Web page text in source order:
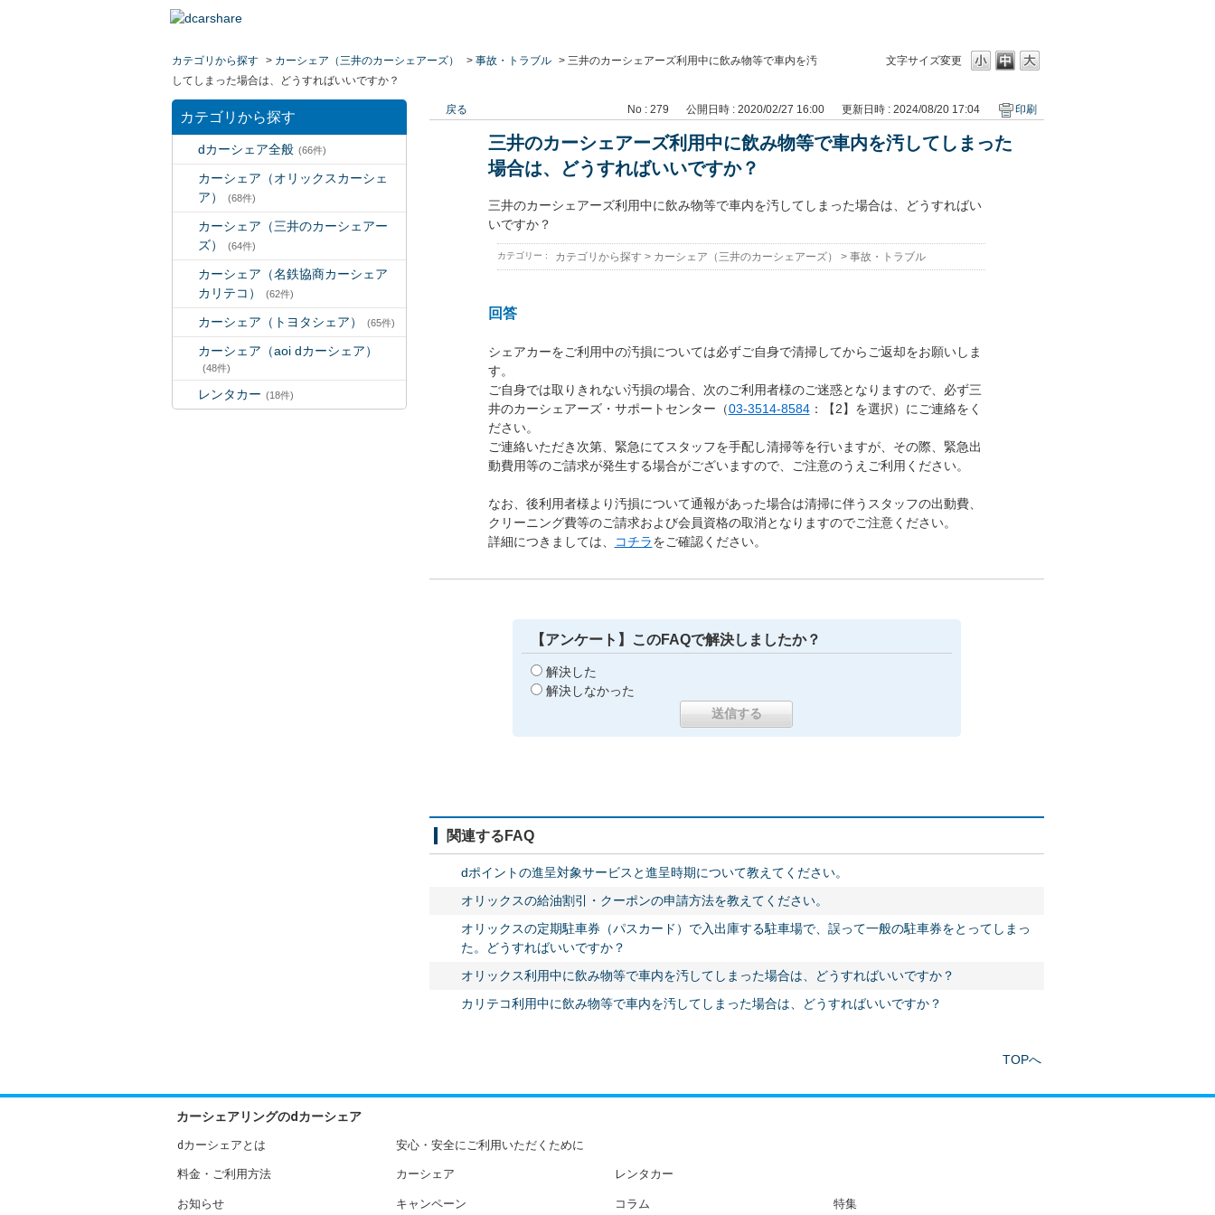
文字サイズ変更
カテゴリから探す > カーシェア（三井のカーシェアーズ） > 事故・トラブル > 三井のカーシェアーズ利用中に飲み物等で車内を汚
してしまった場合は、どうすればいいですか？
カテゴリから探す
dカーシェア全般 (66件)
カーシェア（オリックスカーシェ
ア）
(68件)
カーシェア（三井のカーシェアー
ズ）
(64件)
カーシェア（名鉄協商カーシェア
カリテコ）
(62件)
カーシェア（トヨタシェア） (65件)
カーシェア（aoi dカーシェア）
(48件)
レンタカー (18件)
戻る No : 279 公開日時 : 2020/02/27 16:00 更新日時 : 2024/08/20 17:04 印刷
三井のカーシェアーズ利用中に飲み物等で車内を汚してしまった
場合は、どうすればいいですか？
三井のカーシェアーズ利用中に飲み物等で車内を汚してしまった場合は、どうすればい
いですか？
カテゴリー : カテゴリから探す > カーシェア（三井のカーシェアーズ） > 事故・トラブル
回答
シェアカーをご利用中の汚損については必ずご自身で清掃してからご返却をお願いしま
す。
ご自身では取りきれない汚損の場合、次のご利用者様のご迷惑となりますので、必ず三
井のカーシェアーズ・サポートセンター（03-3514-8584：【2】を選択）にご連絡をく
ださい。
ご連絡いただき次第、緊急にてスタッフを手配し清掃等を行いますが、その際、緊急出
動費用等のご請求が発生する場合がございますので、ご注意のうえご利用ください。
なお、後利用者様より汚損について通報があった場合は清掃に伴うスタッフの出動費、
クリーニング費等のご請求および会員資格の取消となりますのでご注意ください。
詳細につきましては、
コチラをご確認ください。
【アンケート】このFAQで解決しましたか？
解決した
解決しなかった
関連するFAQ
dポイントの進呈対象サービスと進呈時期について教えてください。
オリックスの給油割引・クーポンの申請方法を教えてください。
オリックスの定期駐車券（パスカード）で入出庫する駐車場で、誤って一般の駐車券をとってしまっ
た。どうすればいいですか？
オリックス利用中に飲み物等で車内を汚してしまった場合は、どうすればいいですか？
カリテコ利用中に飲み物等で車内を汚してしまった場合は、どうすればいいですか？
TOPへ
カーシェアリングのdカーシェア
dカーシェアとは 安心・安全にご利用いただくために
料金・ご利用方法 カーシェア レンタカー
お知らせ キャンペーン コラム 特集